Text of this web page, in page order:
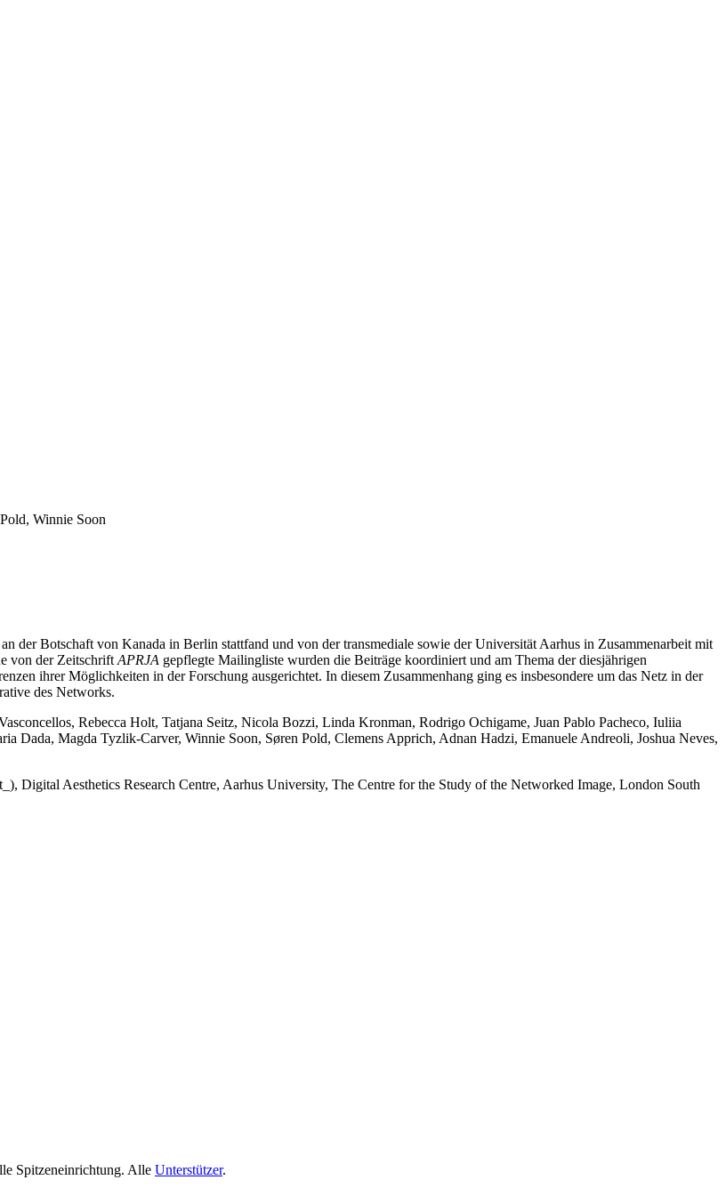
Winnie Soon
der Botschaft von Kanada in Berlin stattfand und von der transmediale sowie der Universität Aarhus in Zusammenarbeit mit
von der Zeitschrift APRJA gepflegte Mailingliste wurden die Beiträge koordiniert und am Thema der diesjährigen
ihrer Möglichkeiten in der Forschung ausgerichtet. In diesem Zusammenhang ging es insbesondere um das Netz in der
des Networks.
Rebecca Holt, Tatjana Seitz, Nicola Bozzi, Linda Kronman, Rodrigo Ochigame, Juan Pablo Pacheco, Iuliia
Dada, Magda Tyzlik-Carver, Winnie Soon, Søren Pold, Clemens Apprich, Adnan Hadzi, Emanuele Andreoli, Joshua Neves,
Digital Aesthetics Research Centre, Aarhus University, The Centre for the Study of the Networked Image, London South
Spitzeneinrichtung. Alle Unterstützer.